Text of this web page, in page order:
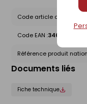
Code article chez le
Code EAN :
Référence produit
Documents liés
Fiche technique